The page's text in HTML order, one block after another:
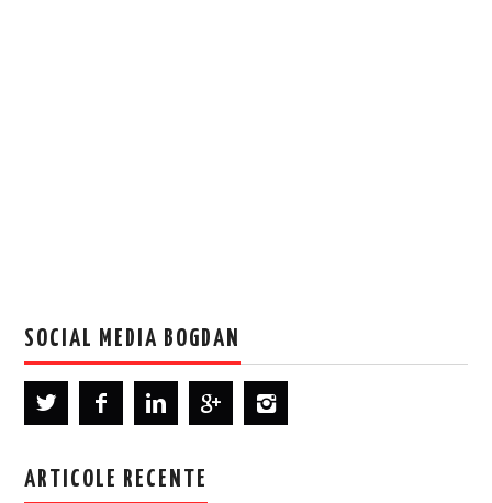
SOCIAL MEDIA BOGDAN
ARTICOLE RECENTE